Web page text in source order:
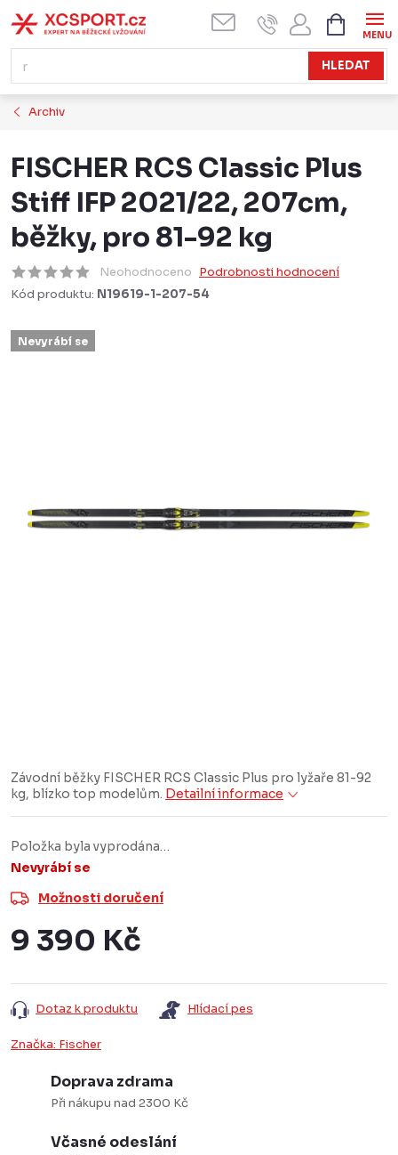
na
obsah
HLEDAT
KOŠÍK
Archiv
FISCHER RCS Classic Plus
Stiff IFP 2021/22, 207cm,
běžky, pro 81-92 kg
Neohodnoceno Podrobnosti hodnocení
Kód produktu: N19619-1-207-54
Nevyrábí se
Závodní běžky FISCHER RCS Classic Plus pro lyžaře 81-92
kg, blízko top modelům. Detailní informace
Položka byla vyprodána…
Nevyrábí se
Možnosti doručení
9 390 Kč
Dotaz k produktu Hlídací pes
Značka: Fischer
Doprava zdrama
Při nákupu nad 2300 Kč
Včasné odeslání